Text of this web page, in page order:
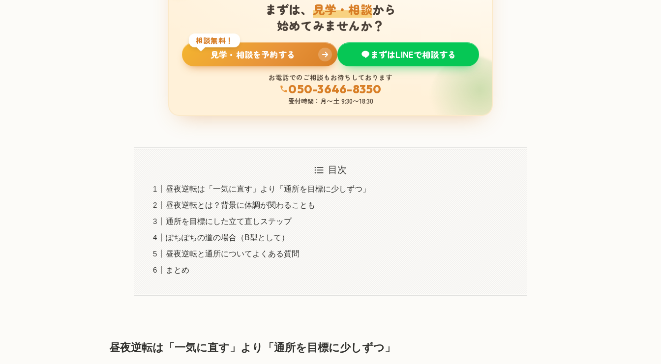
まずは、 見学・相談から
始めてみませんか？
相談無料！
見学・相談を予約する まずはLINEで相談する
お電話でのご相談もお待ちしております
050-3646-8350
受付時間：月〜土 9:30〜18:30
目次
昼夜逆転は「一気に直す」より「通所を目標に少しずつ」
昼夜逆転とは？背景に体調が関わることも
通所を目標にした立て直しステップ
ぽちぽちの道の場合（B型として）
昼夜逆転と通所についてよくある質問
まとめ
昼夜逆転は「一気に直す」より「通所を目標に少しずつ」